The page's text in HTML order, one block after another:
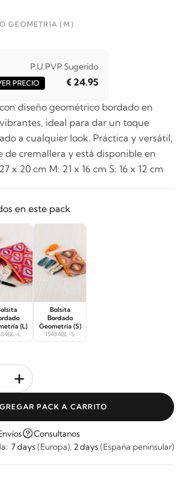
GEOMETRÍA (M)
P.U.
PRECIO
PVP Sugerido
€ 24.95
diseño geométrico bordado en
ideal para dar un toque
a cualquier look. Práctica y versátil,
de cremallera y está disponible en
x 20 cm M: 21 x 16 cm S: 16 x 12 cm
en este pack
(L)
L
Bolsita
Bordado
Geometría (S)
15484BL-S
+
PACK A CARRITO
Consultanos
7 days(Europa), 2 days(España peninsular)